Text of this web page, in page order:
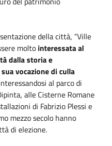
della città, “Ville
molto interessata al
dalla storia e
vocazione di culla
al parco di
alle Cisterne Romane
di Fabrizio Plessi e
mezzo secolo hanno
di elezione.